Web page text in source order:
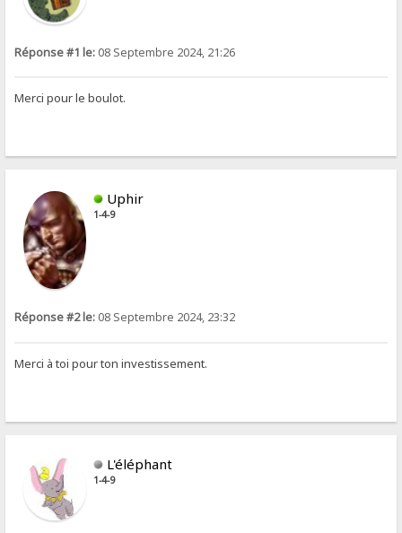
Réponse #1 le: 08 Septembre 2024, 21:26
Merci pour le boulot.
Uphir
1-4-9
Réponse #2 le: 08 Septembre 2024, 23:32
Merci à toi pour ton investissement.
L'éléphant
1-4-9